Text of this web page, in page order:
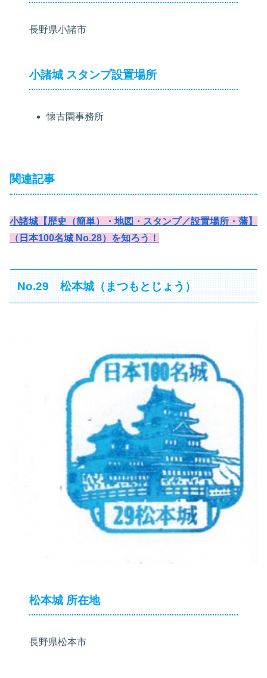
長野県小諸市
小諸城 スタンプ設置場所
懐古園事務所
関連記事
小諸城【歴史（簡単）・地図・スタンプ／設置場所・藩】
（日本100名城 No.28）を知ろう！
No.29 松本城（まつもとじょう）
松本城 所在地
長野県松本市